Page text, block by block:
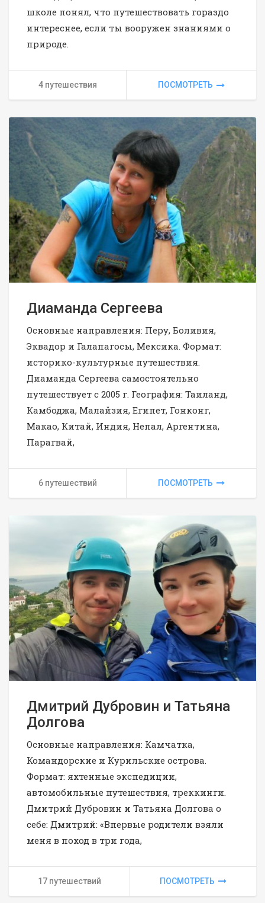
школе понял, что путешествовать гораздо
интереснее, если ты вооружен знаниями о
природе.
4 путешествия ПОСМОТРЕТЬ
Диаманда Сергеева
Основные направления: Перу, Боливия,
Эквадор и Галапагосы, Мексика. Формат:
историко-культурные путешествия.
Диаманда Сергеева самостоятельно
путешествует с 2005 г. География: Таиланд,
Камбоджа, Малайзия, Египет, Гонконг,
Макао, Китай, Индия, Непал, Аргентина,
Парагвай,
6 путешествий ПОСМОТРЕТЬ
Дмитрий Дубровин и Татьяна
Долгова
Основные направления: Камчатка,
Командорские и Курильские острова.
Формат: яхтенные экспедиции,
автомобильные путешествия, треккинги.
Дмитрий Дубровин и Татьяна Долгова о
себе: Дмитрий: «Впервые родители взяли
меня в поход в три года,
17 путешествий ПОСМОТРЕТЬ